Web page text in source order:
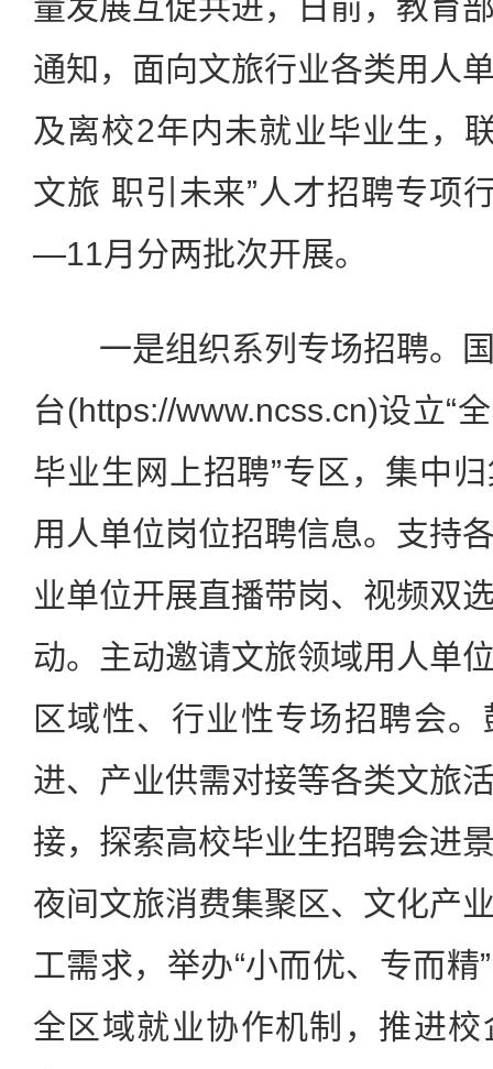
通知，面向文旅行业各类用人
及离校2年内未就业毕业生，
文旅 职引未来”人才招聘专项
—11月分两批次开展。
一是组织系列专场招聘。国
台(https://www.ncss.cn)设立“
毕业生网上招聘”专区，集中
用人单位岗位招聘信息。支持
业单位开展直播带岗、视频双
动。主动邀请文旅领域用人单
区域性、行业性专场招聘会
进、产业供需对接等各类文旅
接，探索高校毕业生招聘会进
夜间文旅消费集聚区、文化产
工需求，举办“小而优、专而
全区域就业协作机制，推进